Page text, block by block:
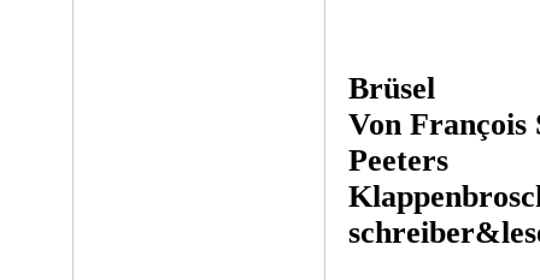
Brüsel
Von François
Peeters